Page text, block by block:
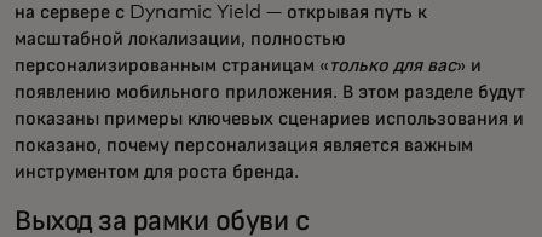
на сервере с Dynamic Yield — открывая путь к
масштабной локализации, полностью
персонализированным страницам «только для вас» и
появлению мобильного приложения. В этом разделе будут
показаны примеры ключевых сценариев использования и
показано, почему персонализация является важным
инструментом для роста бренда.
Выход за рамки обуви с